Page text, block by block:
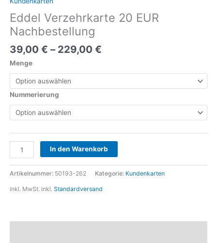
Eddel Verzehrkarte 20 EUR
Nachbestellung
39,00 € – 229,00 €
Menge
Nummerierung
In den Warenkorb
Artikelnummer: 50193-262 Kategorie: Kundenkarten
inkl. MwSt. inkl. Standardversand